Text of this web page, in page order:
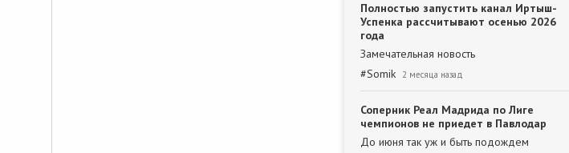
Полностью запустить канал Иртыш-
Успенка рассчитывают осенью 2026
года
Замечательная новость
#Somik 2 месяца назад
Соперник Реал Мадрида по Лиге
чемпионов не приедет в Павлодар
До июня так уж и быть подождем